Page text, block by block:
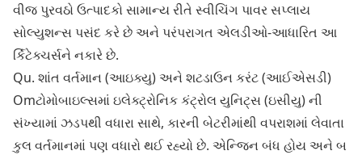
વીજ પુરવઠો ઉત્પાદકો સામાન્ય રીતે સ્વીચિંગ પાવર સપ્લાય
સોલ્યુશન્સ પસંદ કરે છે અને પરંપરાગત એલડીઓ-આધારિત આ
ર્કિટેક્ચર્સને નકારે છે.
Qu. શાંત વર્તમાન (આઇક્યુ) અને શટડાઉન કરંટ (આઈએસડી)
Omટોમોબાઇલ્સમાં ઇલેક્ટ્રોનિક કંટ્રોલ યુનિટ્સ (ઇસીયુ) ની
સંખ્યામાં ઝડપથી વધારા સાથે, કારની બેટરીમાંથી વપરાશમાં લેવાતા
કુલ વર્તમાનમાં પણ વધારો થઈ રહ્યો છે. એન્જિન બંધ હોય અને બ